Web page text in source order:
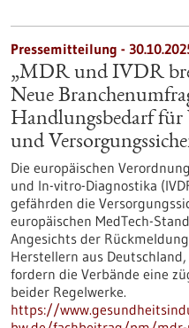
Pressemitteilung -
„MDR und IVDR
Neue
Handlungsbedarf für
und
Die europäischen
und In-vitro-Diagnostika
gefährden die
europäischen MedTech-
Angesichts der
Herstellern aus
fordern die Verbände eine
beider Regelwerke.
https://